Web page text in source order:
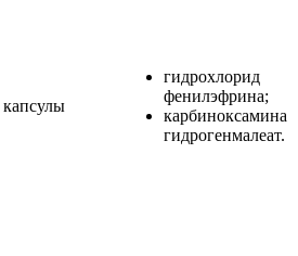
капсулы
гидрохлорид
фенилэфрина;
карбиноксамина
гидрогенмалеат.